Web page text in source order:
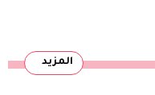
المزيد